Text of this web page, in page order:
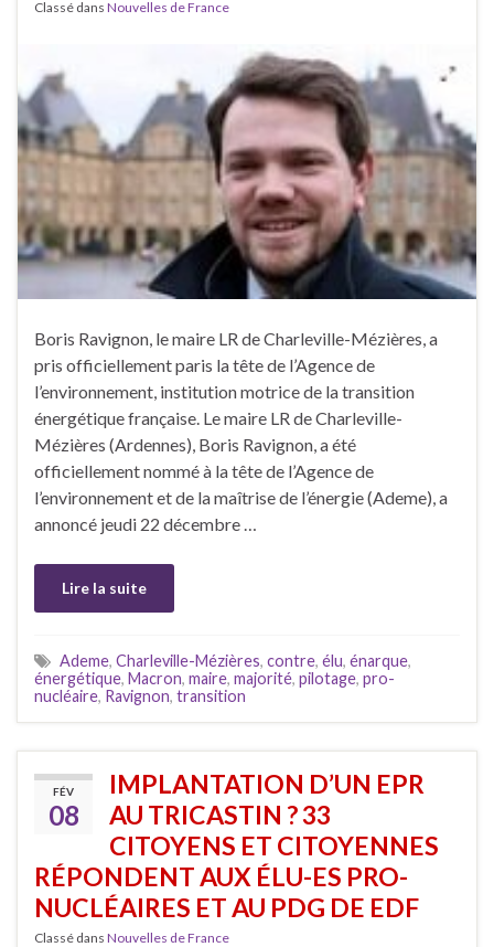
Classé dans Nouvelles de France
Boris Ravignon, le maire LR de Charleville-Mézières, a
pris officiellement paris la tête de l’Agence de
l’environnement, institution motrice de la transition
énergétique française. Le maire LR de Charleville-
Mézières (Ardennes), Boris Ravignon, a été
officiellement nommé à la tête de l’Agence de
l’environnement et de la maîtrise de l’énergie (Ademe), a
annoncé jeudi 22 décembre …
Lire la suite
Ademe, Charleville-Mézières, contre, élu, énarque,
énergétique, Macron, maire, majorité, pilotage, pro-
nucléaire, Ravignon, transition
FÉV
08
IMPLANTATION D’UN EPR
AU TRICASTIN ? 33
CITOYENS ET CITOYENNES
RÉPONDENT AUX ÉLU-ES PRO-
NUCLÉAIRES ET AU PDG DE EDF
Classé dans Nouvelles de France